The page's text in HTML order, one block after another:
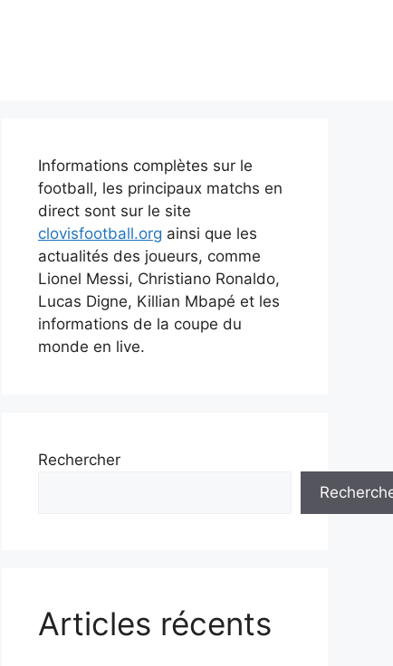
Informations complètes sur le
football, les principaux matchs en
direct sont sur le site
clovisfootball.org ainsi que les
actualités des joueurs, comme
Lionel Messi, Christiano Ronaldo,
Lucas Digne, Killian Mbapé et les
informations de la coupe du
monde en live.
Rechercher
Articles récents